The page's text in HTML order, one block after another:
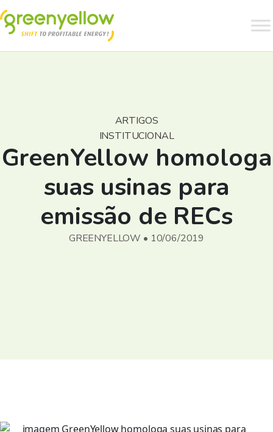
ARTIGOS
INSTITUCIONAL
GreenYellow homologa
suas usinas para
emissão de RECs
GREENYELLOW • 10/06/2019